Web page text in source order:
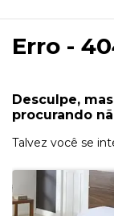
Erro -
Desculpe,
procurando
Talvez você se